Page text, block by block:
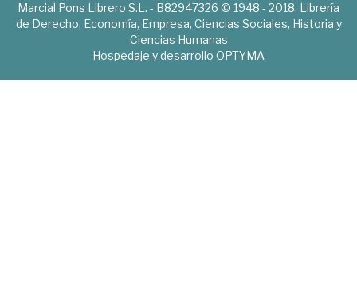
Marcial Pons Librero S.L. - B82947326 © 1948 - 2018. Librería
de Derecho, Economía, Empresa, Ciencias Sociales, Historia y
Ciencias Humanas
Hospedaje y desarrollo OPTYMA